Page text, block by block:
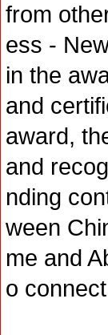
from
ess -
in the
and
award,
and
nding
ween
me and
o